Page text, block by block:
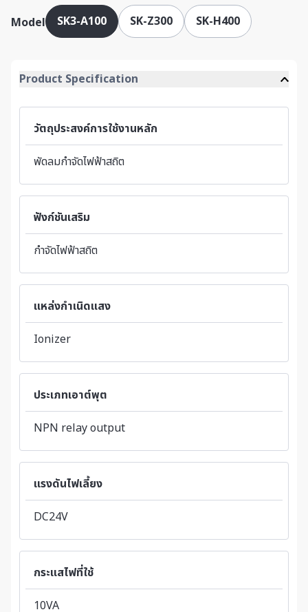
ต้นทุนการบำรุงรักษา และเพิ่มความเสถียรในการทำงานระยะยาว
Model SK3-A100 SK-Z300 SK-H400
Product Specification
วัตถุประสงค์การใช้งานหลัก
พัดลมกำจัดไฟฟ้าสถิต
ฟังก์ชันเสริม
กำจัดไฟฟ้าสถิต
แหล่งกำเนิดแสง
Ionizer
ประเภทเอาต์พุต
NPN relay output
แรงดันไฟเลี้ยง
DC24V
กระแสไฟที่ใช้
10VA